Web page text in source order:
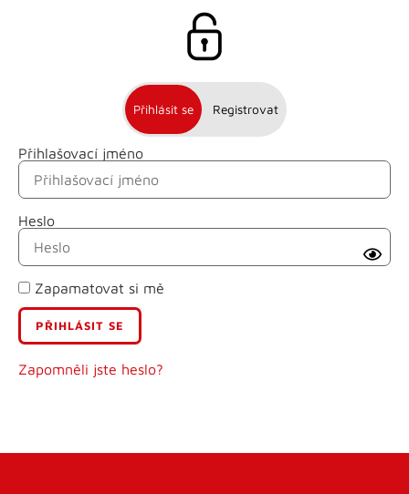
Přihlásit se Registrovat
Přihlašovací jméno
Heslo
Zapamatovat si mě
Zapomněli jste heslo?
Jméno
Příjmení
E-mail
Uživatelské jméno